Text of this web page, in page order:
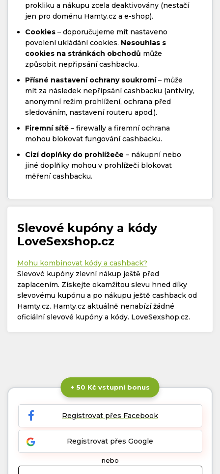
prokliku a nákupu zcela deaktivovány (nestačí
jen pro doménu Hamty.cz a e-shop).
Cookies – doporučujeme mít nastaveno
povolení ukládání cookies. Nesouhlas s
cookies na stránkách obchodů může
způsobit nepřipsání cashbacku.
Přísné nastavení ochrany soukromí– může
mít za následek nepřipsání cashbacku (antiviry,
anonymní režim prohlížení, ochrana před
sledováním, nastavení routeru apod.).
Firemní sítě – firewally a firemní ochrana
mohou blokovat fungování cashbacku.
Cizí doplňky do prohlížeče – nákupní nebo
jiné doplňky mohou v prohlížeči blokovat
měření cashbacku.
Slevové kupóny a kódy
LoveSexshop.cz
Mohu kombinovat kódy a cashback?
Slevové kupóny zlevní nákup ještě před
zaplacením. Získejte okamžitou slevu hned díky
slevovému kupónu a po nákupu ještě cashback od
Hamty.cz. Hamty.cz aktuálně nenabízí žádné
oficiální slevové kupóny a kódy. LoveSexshop.cz.
+ 50 Kč vstupní bonus
Registrovat přes Facebook
Registrovat přes Google
nebo